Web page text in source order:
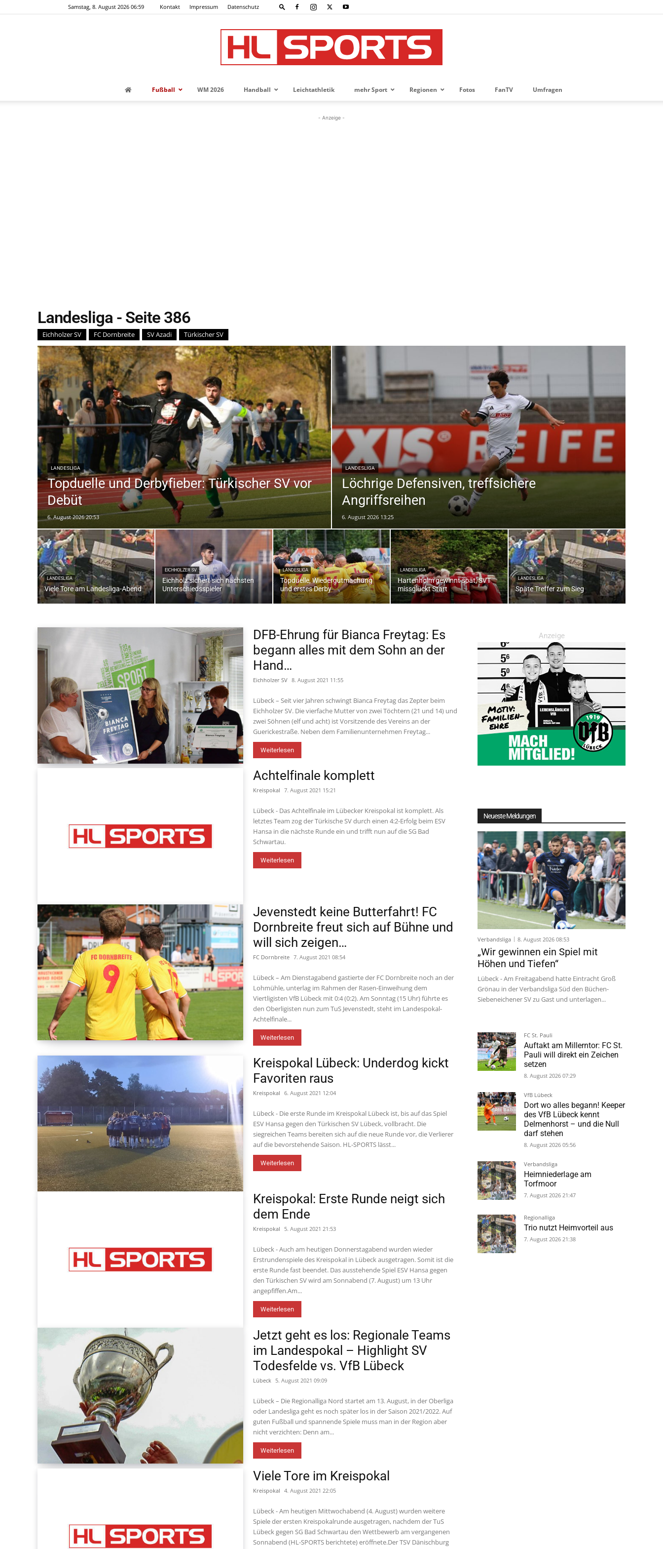
Samstag, 8. August 2026 06:59 Kontakt Impressum Datenschutz
Region
Fußball WM 2026 Handball Leichtathletik mehr Sport Regionen Fotos FanTV Umfragen
- Anzeige -
Landesliga - Seite 386
Eichholzer SV FC Dornbreite SV Azadi Türkischer SV
LANDESLIGA
Topduelle und Derbyfieber: Türkischer SV vor
Debüt
6. August 2026 20:53
LANDESLIGA
Löchrige Defensiven, treffsichere
Angriffsreihen
6. August 2026 13:25
LANDESLIGA
Viele Tore am Landesliga-Abend
EICHHOLZER SV
Eichholz sichert sich nächsten
Unterschiedsspieler
LANDESLIGA
Topduelle, Wiedergutmachung
und erstes Derby
LANDESLIGA
Hartenholm gewinnt spät, SVT
missglückt Start
LANDESLIGA
Späte Treffer zum Sieg
DFB-Ehrung für Bianca Freytag: Es
begann alles mit dem Sohn an der
Hand…
Eichholzer SV 8. August 2021 11:55
Lübeck – Seit vier Jahren schwingt Bianca Freytag das Zepter beim
Eichholzer SV. Die vierfache Mutter von zwei Töchtern (21 und 14) und
zwei Söhnen (elf und acht) ist Vorsitzende des Vereins an der
Guerickestraße. Neben dem Familienunternehmen Freytag...
Weiterlesen
Achtelfinale komplett
Kreispokal 7. August 2021 15:21
Lübeck - Das Achtelfinale im Lübecker Kreispokal ist komplett. Als
letztes Team zog der Türkische SV durch einen 4:2-Erfolg beim ESV
Hansa in die nächste Runde ein und trifft nun auf die SG Bad
Schwartau.
Weiterlesen
Jevenstedt keine Butterfahrt! FC
Dornbreite freut sich auf Bühne und
will sich zeigen…
FC Dornbreite 7. August 2021 08:54
Lübeck – Am Dienstagabend gastierte der FC Dornbreite noch an der
Lohmühle, unterlag im Rahmen der Rasen-Einweihung dem
Viertligisten VfB Lübeck mit 0:4 (0:2). Am Sonntag (15 Uhr) führte es
den Oberligisten nun zum TuS Jevenstedt, steht im Landespokal-
Achtelfinale...
Weiterlesen
Kreispokal Lübeck: Underdog kickt
Favoriten raus
Kreispokal 6. August 2021 12:04
Lübeck - Die erste Runde im Kreispokal Lübeck ist, bis auf das Spiel
ESV Hansa gegen den Türkischen SV Lübeck, vollbracht. Die
siegreichen Teams bereiten sich auf die neue Runde vor, die Verlierer
auf die bevorstehende Saison. HL-SPORTS lässt...
Weiterlesen
Kreispokal: Erste Runde neigt sich
dem Ende
Kreispokal 5. August 2021 21:53
Lübeck - Auch am heutigen Donnerstagabend wurden wieder
Erstrundenspiele des Kreispokal in Lübeck ausgetragen. Somit ist die
erste Runde fast beendet. Das ausstehende Spiel ESV Hansa gegen
den Türkischen SV wird am Sonnabend (7. August) um 13 Uhr
angepfiffen.Am...
Weiterlesen
Jetzt geht es los: Regionale Teams
im Landespokal – Highlight SV
Todesfelde vs. VfB Lübeck
Lübeck 5. August 2021 09:09
Lübeck – Die Regionalliga Nord startet am 13. August, in der Oberliga
oder Landesliga geht es noch später los in der Saison 2021/2022. Auf
guten Fußball und spannende Spiele muss man in der Region aber
nicht verzichten: Denn am...
Weiterlesen
Viele Tore im Kreispokal
Kreispokal 4. August 2021 22:05
Lübeck - Am heutigen Mittwochabend (4. August) wurden weitere
Spiele der ersten Kreispokalrunde ausgetragen, nachdem der TuS
Lübeck gegen SG Bad Schwartau den Wettbewerb am vergangenen
Sonnabend (HL-SPORTS berichtete) eröffnete.Der TSV Dänischburg
Anzeige
Neueste Meldungen
Verbandsliga 8. August 2026 08:53
„Wir gewinnen ein Spiel mit
Höhen und Tiefen“
Lübeck - Am Freitagabend hatte Eintracht Groß
Grönau in der Verbandsliga Süd den Büchen-
Siebeneichener SV zu Gast und unterlagen...
FC St. Pauli
Auftakt am Millerntor: FC St.
Pauli will direkt ein Zeichen
setzen
8. August 2026 07:29
VfB Lübeck
Dort wo alles begann! Keeper
des VfB Lübeck kennt
Delmenhorst – und die Null
darf stehen
8. August 2026 05:56
Verbandsliga
Heimniederlage am
Torfmoor
7. August 2026 21:47
Regionalliga
Trio nutzt Heimvorteil aus
7. August 2026 21:38